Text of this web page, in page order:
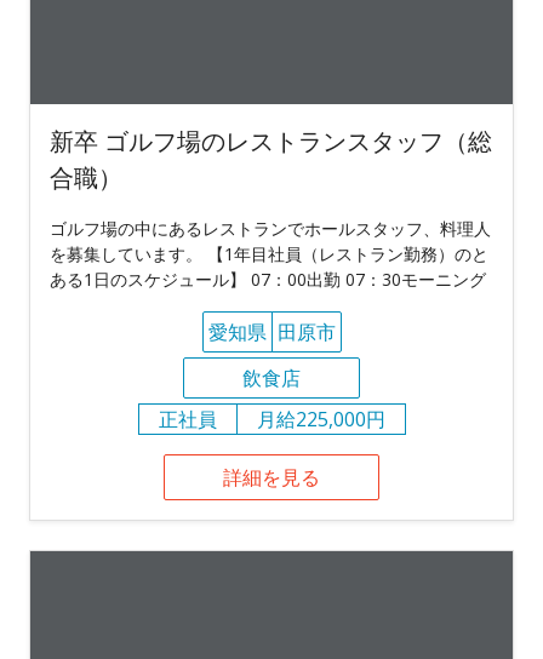
新卒 ゴルフ場のレストランスタッフ（総
合職）
ゴルフ場の中にあるレストランでホールスタッフ、料理人
を募集しています。 【1年目社員（レストラン勤務）のと
ある1日のスケジュール】 07：00出勤 07：30モーニング
愛知県 田原市
飲食店
正社員
月給225,000円
詳細を見る